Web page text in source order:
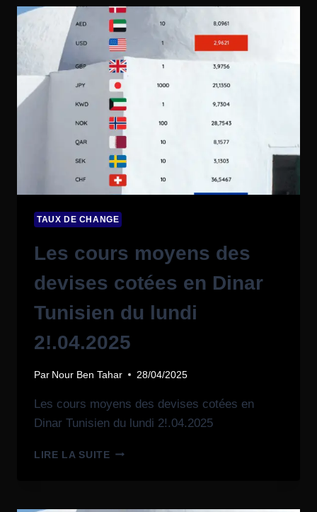
TAUX DE CHANGE
Les cours moyens des
devises cotées en Dinar
Tunisien du lundi
2!.04.2025
Par Nour Ben Tahar 28/04/2025
Les cours moyens des devises cotées en
Dinar Tunisien du lundi 2!.04.2025
LIRE LA SUITE